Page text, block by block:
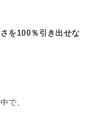
を100％引き出せな
で、